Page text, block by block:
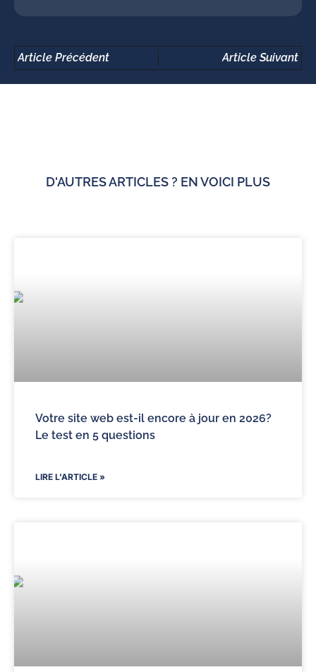
Article Précédent Article Suivant
D'AUTRES ARTICLES ? EN VOICI PLUS
Votre site web est-il encore à jour en 2026?
Le test en 5 questions
LIRE L'ARTICLE »